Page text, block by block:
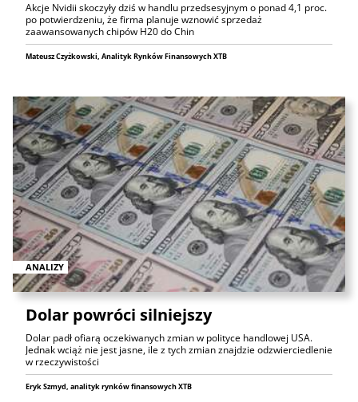
Akcje Nvidii skoczyły dziś w handlu przedsesyjnym o ponad 4,1 proc.
po potwierdzeniu, że firma planuje wznowić sprzedaż
zaawansowanych chipów H20 do Chin
Mateusz Czyżkowski, Analityk Rynków Finansowych XTB
ANALIZY
Dolar powróci silniejszy
Dolar padł ofiarą oczekiwanych zmian w polityce handlowej USA.
Jednak wciąż nie jest jasne, ile z tych zmian znajdzie odzwierciedlenie
w rzeczywistości
Eryk Szmyd, analityk rynków finansowych XTB